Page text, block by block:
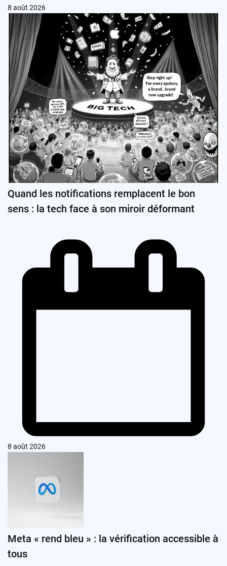
8 août 2026
Quand les notifications remplacent le bon
sens : la tech face à son miroir déformant
8 août 2026
Meta « rend bleu » : la vérification accessible à
tous